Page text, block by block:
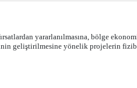
yararlanılmasına, bölge
geliştirilmesine yönelik projelerin